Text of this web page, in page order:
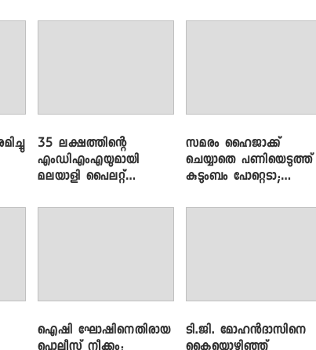
35 ലക്ഷത്തിന്റെ
എംഡിഎംഎയുമായി
മലയാളി പൈലറ്റ്
സമരം ഹൈജാക്ക്
ചെയ്യാതെ പണിയെടുത്ത്
കുടുംബം പോറ്റെടാ;
വിനായകൻ
ഐഷി ഘോഷിനെതിരായ
ടി.ജി. മോഹൻദാസിനെ